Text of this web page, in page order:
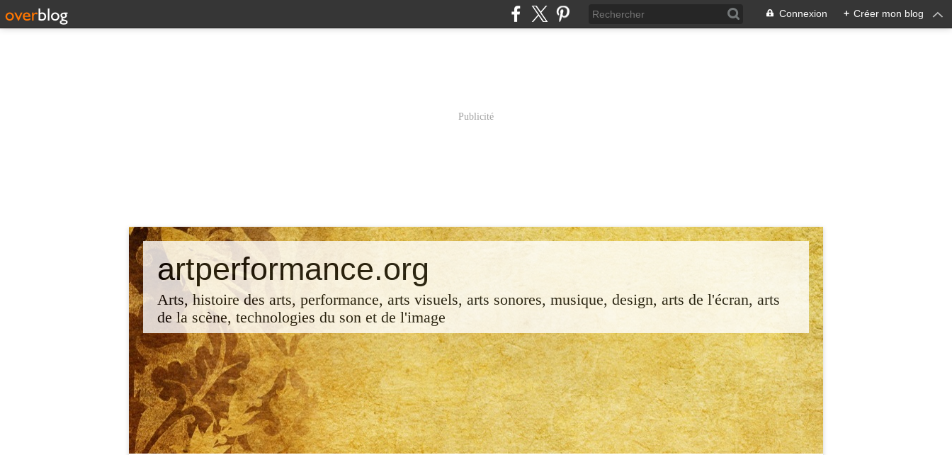
Connexion + Créer mon blog
Publicité
artperformance.org
Arts, histoire des arts, performance, arts visuels, arts sonores, musique, design, arts de l'écran, arts
de la scène, technologies du son et de l'image